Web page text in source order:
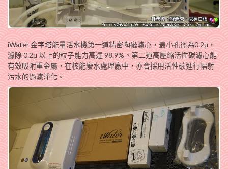
iWater 金字塔能量活水機第一道精密陶磁濾心，最小孔徑為0.2μ，
濾除 0.2μ 以上的粒子能力高達 98.9%。第二道高壓縮活性碳濾心能
有效吸附重金屬，在核能廢水處理廠中，亦會採用活性碳進行幅射
污水的過濾淨化。